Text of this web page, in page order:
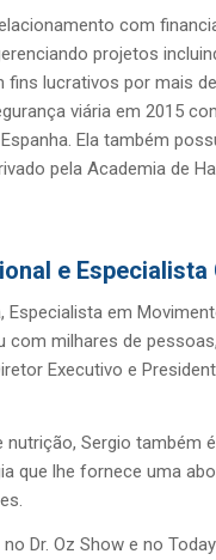
com
projetos
lucrativos por mais
viária em 2015
Ela também
pela Academia de
e
em
milhares de
Executivo e
Sergio também
lhe fornece uma
Dr. Oz Show e no